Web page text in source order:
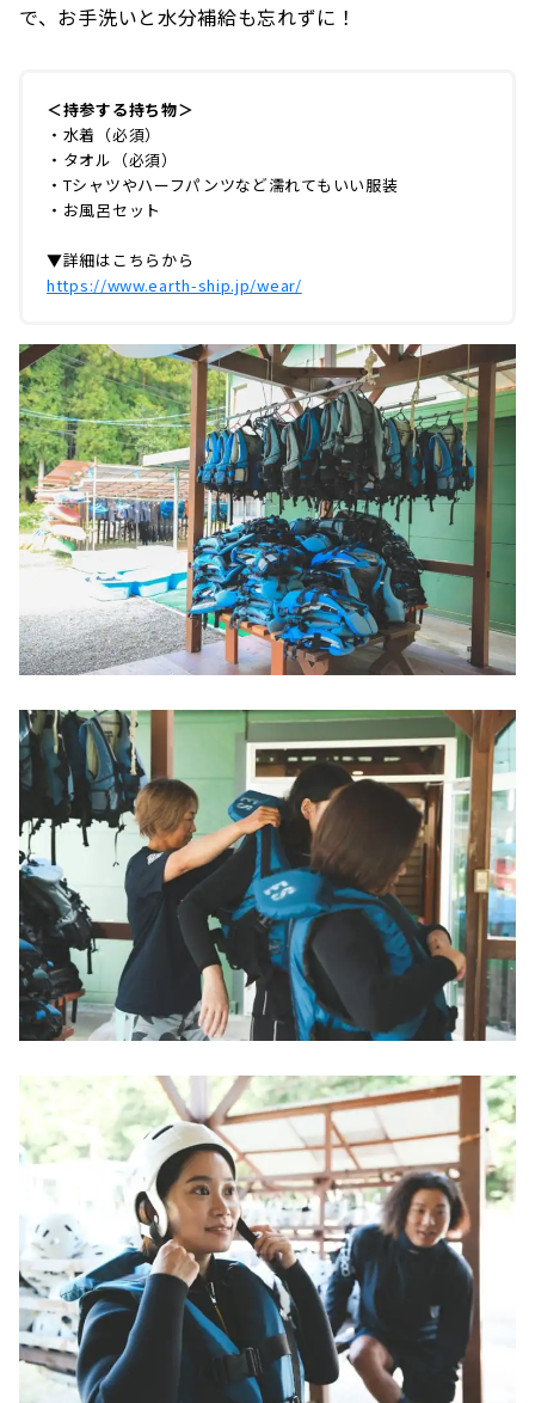
で、お手洗いと水分補給も忘れずに！
＜持参する持ち物＞
・水着（必須）
・タオル（必須）
・Tシャツやハーフパンツなど濡れてもいい服装
・お風呂セット
▼詳細はこちらから
https://www.earth-ship.jp/wear/